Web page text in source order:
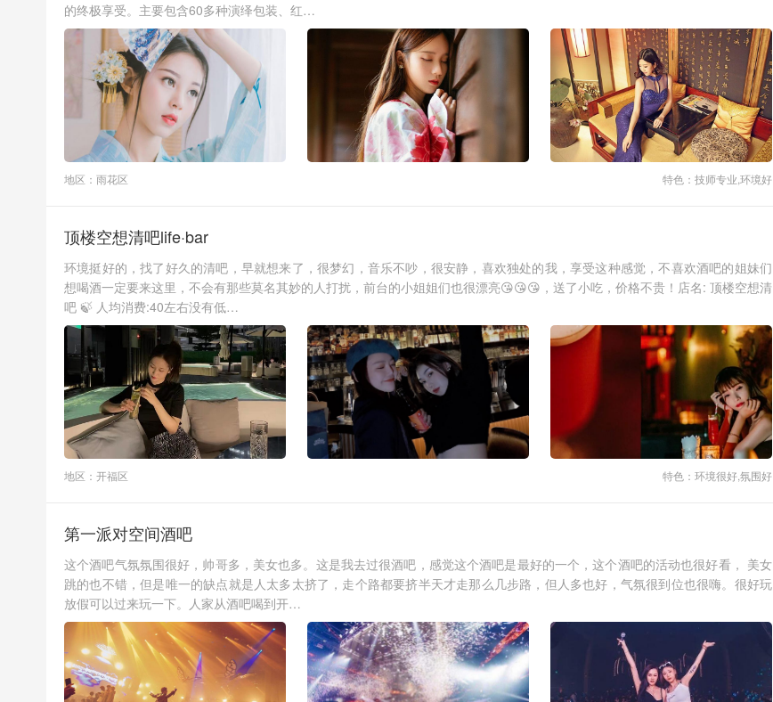
的终极享受。主要包含60多种演绎包装、红…
地区：雨花区 特色：技师专业,环境好
顶楼空想清吧life·bar
环境挺好的，找了好久的清吧，早就想来了，很梦幻，音乐不吵，很安静，喜欢独处的我，享受这种感觉，不喜欢酒吧的姐妹们
想喝酒一定要来这里，不会有那些莫名其妙的人打扰，前台的小姐姐们也很漂亮😘😘😘，送了小吃，价格不贵！店名: 顶楼空想清
吧 🍃 人均消费:40左右没有低…
地区：开福区 特色：环境很好,氛围好
第一派对空间酒吧
这个酒吧气氛氛围很好，帅哥多，美女也多。这是我去过很酒吧，感觉这个酒吧是最好的一个，这个酒吧的活动也很好看， 美女
跳的也不错，但是唯一的缺点就是人太多太挤了，走个路都要挤半天才走那么几步路，但人多也好，气氛很到位也很嗨。很好玩
放假可以过来玩一下。人家从酒吧喝到开…